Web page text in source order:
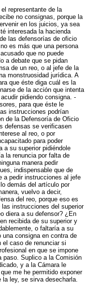
representante de la
no consignas, porque la
en los juicios, ya sea
interesada la hacienda
las defensorías de oficio
es más que una persona
que no puede
a debate que se pidan
de un reo, o al jefe de la
monstruosidad jurídica. A
que éste diga cuál es la
de la acción que intenta
pidiendo consigna. -
para que éste le
instrucciones podrían
de la Defensoría de Oficio
defensas se verificasen
al reo, o por
para poder
a su superior pidiéndole
la renuncia por falta de
manera pedir
indispensable que de
a pedir instrucciones al jefe
demás del artículo por
vuelvo a decir,
del reo, porque eso es
instrucciones del superior
diera a su defensor? ¿En
recibida de su superior y
o faltaría a su
una consigna en contra de
caso de renunciar si
en que se impone
paso. Suplico a la Comisión
y a la Cámara le
me he permitido exponer
ley, se sirva desecharla.